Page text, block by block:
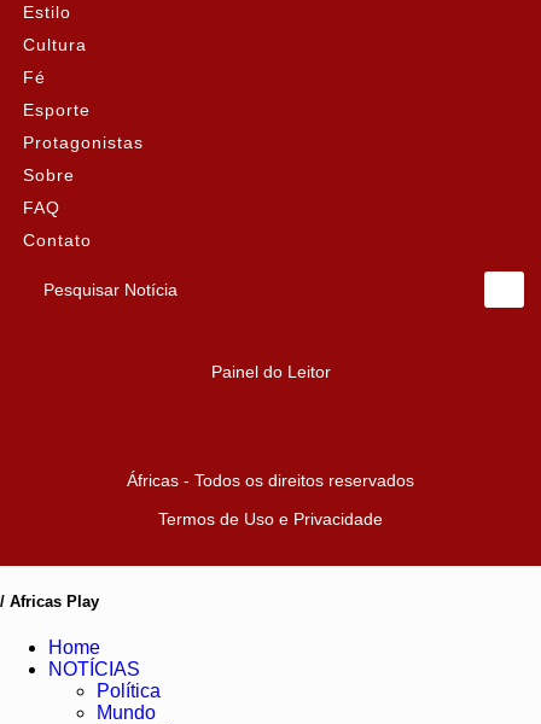
Estilo
Cultura
Fé
Esporte
Protagonistas
Sobre
FAQ
Contato
Pesquisar Notícia
Painel do Leitor
Áfricas - Todos os direitos reservados
Termos de Uso e Privacidade
/ Africas Play
Home
NOTÍCIAS
Política
Mundo